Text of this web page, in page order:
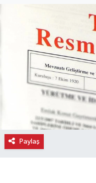
Paylaş
Ekonomi
Eleman
Emlak
Gündem
Gurme
Haber